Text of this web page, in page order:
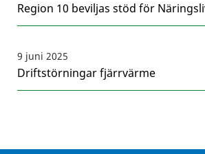
Region 10 beviljas stöd för
9 juni 2025
Driftstörningar fjärrvärme